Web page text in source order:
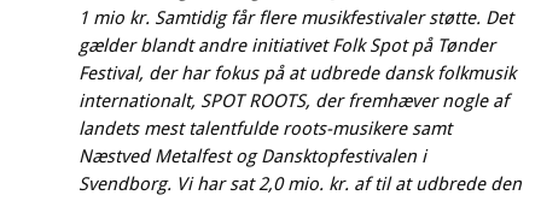
1 mio kr. Samtidig får flere musikfestivaler støtte. Det
gælder blandt andre initiativet Folk Spot på Tønder
Festival, der har fokus på at udbrede dansk folkmusik
internationalt, SPOT ROOTS, der fremhæver nogle af
landets mest talentfulde roots-musikere samt
Næstved Metalfest og Dansktopfestivalen i
Svendborg. Vi har sat 2,0 mio. kr. af til at udbrede den